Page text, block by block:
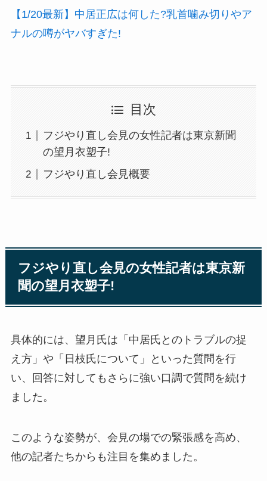
【1/20最新】中居正広は何した?乳首噛み切りやア
ナルの噂がヤバすぎた!
目次
フジやり直し会見の女性記者は東京新聞
の望月衣塑子!
フジやり直し会見概要
フジやり直し会見の女性記者は東京新
聞の望月衣塑子!
具体的には、望月氏は「中居氏とのトラブルの捉
え方」や「日枝氏について」といった質問を行
い、回答に対してもさらに強い口調で質問を続け
ました。
このような姿勢が、会見の場での緊張感を高め、
他の記者たちからも注目を集めました。